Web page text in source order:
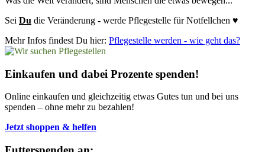
Sei Du die Veränderung - werde Pflegestelle für Notfellchen ♥
Mehr Infos findest Du hier: Pflegestelle werden - wie geht das?
Einkaufen und dabei Prozente spenden!
Online einkaufen und gleichzeitig etwas Gutes tun und bei uns
spenden – ohne mehr zu bezahlen!
Jetzt shoppen & helfen